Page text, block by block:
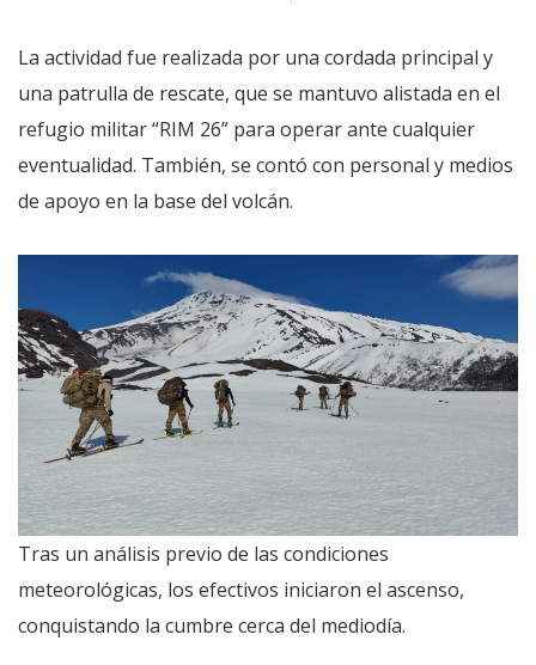
La actividad fue realizada por una cordada principal y
una patrulla de rescate, que se mantuvo alistada en el
refugio militar “RIM 26” para operar ante cualquier
eventualidad. También, se contó con personal y medios
de apoyo en la base del volcán.
Tras un análisis previo de las condiciones
meteorológicas, los efectivos iniciaron el ascenso,
conquistando la cumbre cerca del mediodía.